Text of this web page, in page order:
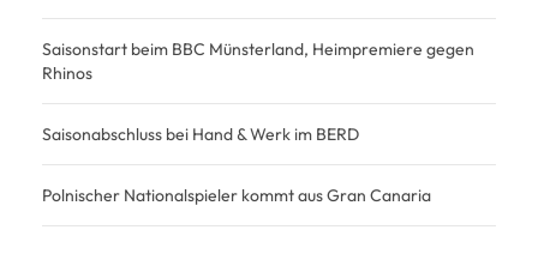
Saisonstart beim BBC Münsterland, Heimpremiere gegen
Rhinos
Saisonabschluss bei Hand & Werk im BERD
Polnischer Nationalspieler kommt aus Gran Canaria